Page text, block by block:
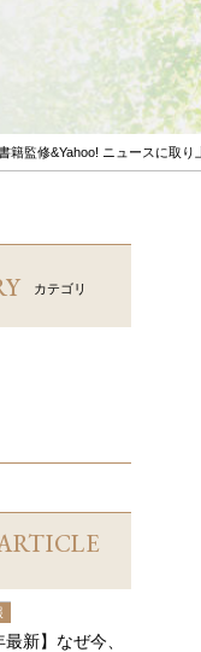
籍監修&Yahoo! ニュースに取り
カテゴリ
最新】なぜ今、